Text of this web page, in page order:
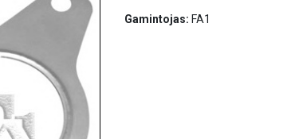
Gamintojas: FA1